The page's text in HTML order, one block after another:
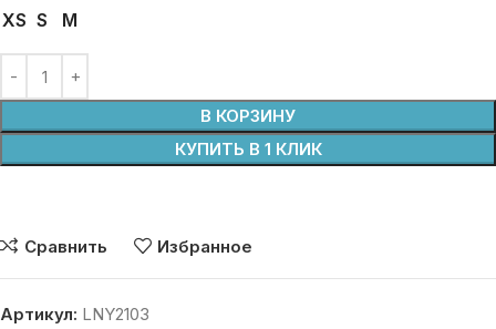
XS S M
В КОРЗИНУ
КУПИТЬ В 1 КЛИК
Сравнить Избранное
Артикул: LNY2103